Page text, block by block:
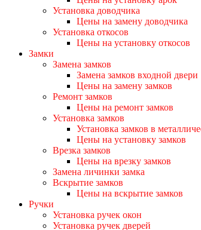
Установка доводчика
Цены на замену доводчика
Установка откосов
Цены на установку откосов
Замки
Замена замков
Замена замков входной двери
Цены на замену замков
Ремонт замков
Цены на ремонт замков
Установка замков
Установка замков в
Цены на установку замков
Врезка замков
Цены на врезку замков
Замена личинки замка
Вскрытие замков
Цены на вскрытие замков
Ручки
Установка ручек окон
Установка ручек дверей